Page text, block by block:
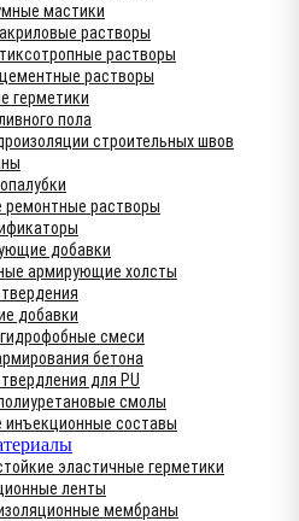
мастики
растворы
растворы
растворы
герметики
пола
строительных швов
ремонтные растворы
добавки
армирующие холсты
добавки
смеси
бетона
для PU
смолы
инъекционные составы
эластичные герметики
ленты
мембраны